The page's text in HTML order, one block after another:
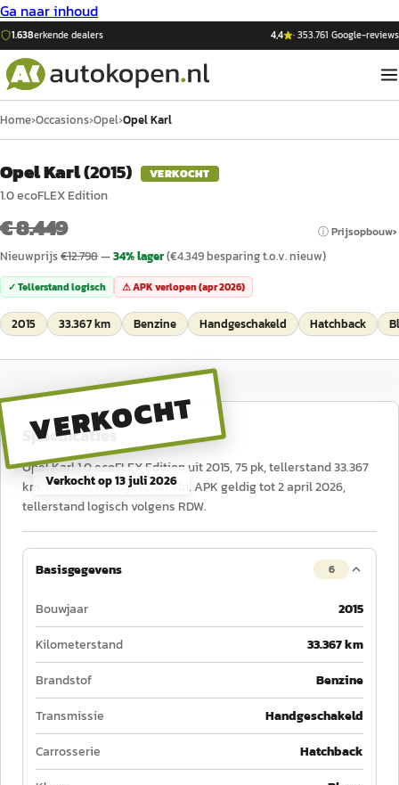
Ga naar inhoud
1.638erkende dealers 4,4 ·353.761 Google-reviews
Home›Occasions›Opel›Opel Karl
Opel Karl(2015) VERKOCHT
1.0 ecoFLEX Edition
€ 8.449 ⓘ Prijsopbouw
Nieuwprijs€12.798—34% lager(€4.349besparing t.o.v. nieuw)
✓ Tellerstand logisch ⚠ APK verlopen (apr 2026)
2015 33.367 km Benzine Handgeschakeld Hatchback
VERKOCHT
Verkocht op13 juli 2026
Specificaties
Opel Karl 1.0 ecoFLEX Edition uit 2015, 75 pk, tellerstand 33.367
km, benzine, handgeschakeld. APK geldig tot 2 april 2026,
tellerstand logisch volgens RDW.
Basisgegevens 6
Bouwjaar
2015
Kilometerstand
33.367 km
Brandstof
Benzine
Transmissie
Handgeschakeld
Carrosserie
Hatchback